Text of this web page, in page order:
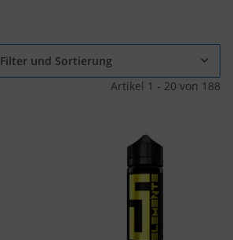
Filter und Sortierung
Artikel 1 - 20 von 188